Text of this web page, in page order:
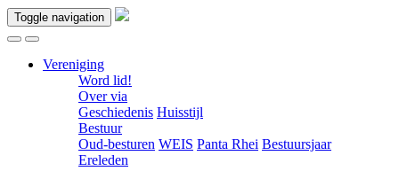
Toggle navigation
Vereniging
Word lid!
Over via
Geschiedenis Huisstijl
Bestuur
Oud-besturen WEIS Panta Rhei Bestuursjaar
Ereleden